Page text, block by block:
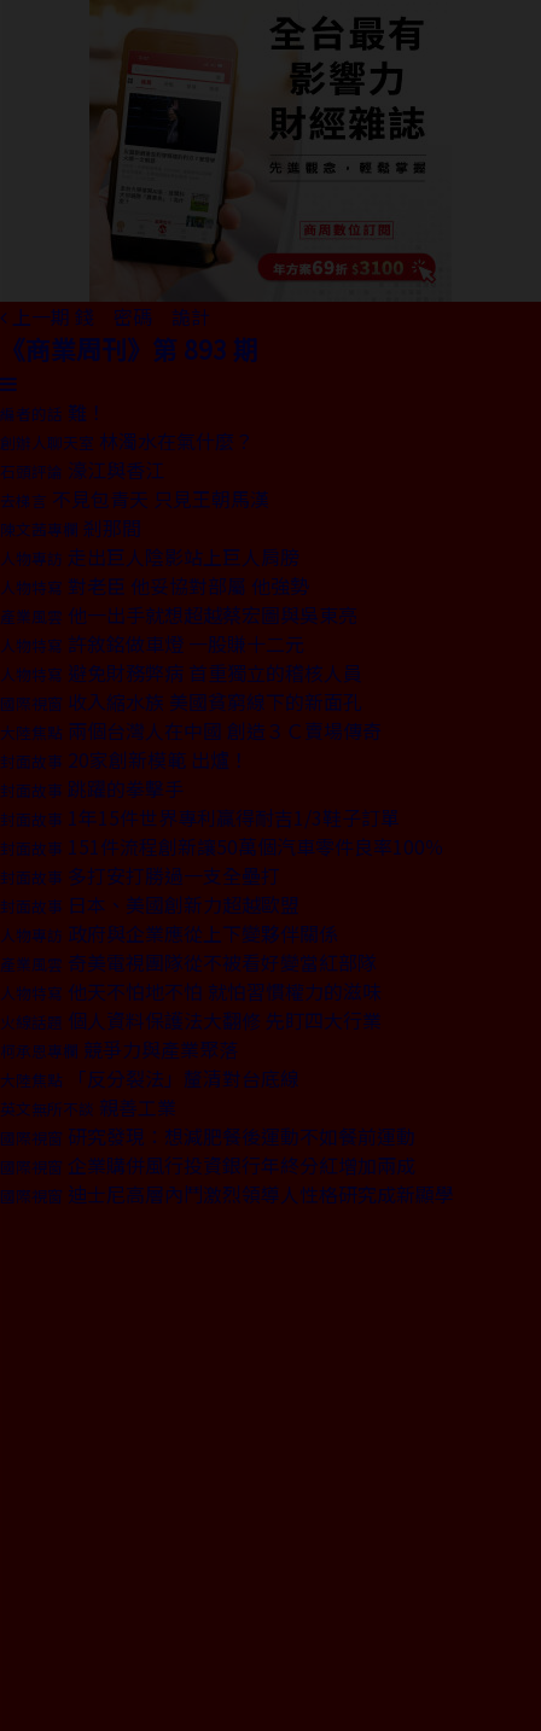
上一期 錢 密碼 詭計
《商業周刊》第 893 期
編者的話 難！
創辦人聊天室 林濁水在氣什麼？
石頭評論 濠江與香江
去梯言 不見包青天 只見王朝馬漢
陳文茜專欄 剎那間
人物專訪 走出巨人陰影站上巨人肩膀
人物特寫 對老臣 他妥協對部屬 他強勢
產業風雲 他一出手就想超越蔡宏圖與吳東亮
人物特寫 許敘銘做車燈 一股賺十二元
人物特寫 避免財務弊病 首重獨立的稽核人員
國際視窗 收入縮水族 美國貧窮線下的新面孔
大陸焦點 兩個台灣人在中國 創造３Ｃ賣場傳奇
封面故事 20家創新模範 出爐！
封面故事 跳躍的拳擊手
封面故事 1年15件世界專利贏得耐吉1/3鞋子訂單
封面故事 151件流程創新讓50萬個汽車零件良率100％
封面故事 多打安打勝過一支全壘打
封面故事 日本、美國創新力超越歐盟
人物專訪 政府與企業應從上下變夥伴關係
產業風雲 奇美電視團隊從不被看好變當紅部隊
人物特寫 他天不怕地不怕 就怕習慣權力的滋味
火線話題 個人資料保護法大翻修 先盯四大行業
柯承恩專欄 競爭力與產業聚落
大陸焦點 「反分裂法」釐清對台底線
英文無所不談 親善工業
國際視窗 研究發現：想減肥餐後運動不如餐前運動
國際視窗 企業購併風行投資銀行年終分紅增加兩成
國際視窗 迪士尼高層內鬥激烈領導人性格研究成新顯學